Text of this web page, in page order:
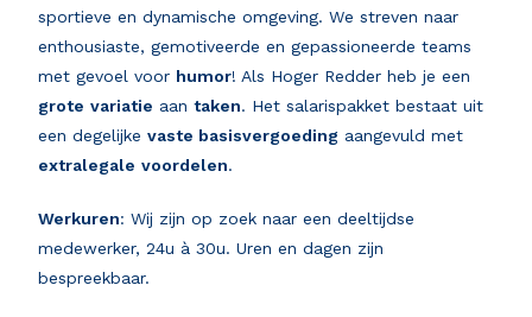
sportieve en dynamische omgeving. We streven naar
enthousiaste, gemotiveerde en gepassioneerde teams
met gevoel voor humor! Als Hoger Redder heb je een
grote variatie aantaken. Het salarispakket bestaat uit
een degelijkevaste basisvergoeding aangevuld met
extralegale voordelen.
Werkuren: Wij zijn op zoek naar een deeltijdse
medewerker, 24u à 30u. Uren en dagen zijn
bespreekbaar.